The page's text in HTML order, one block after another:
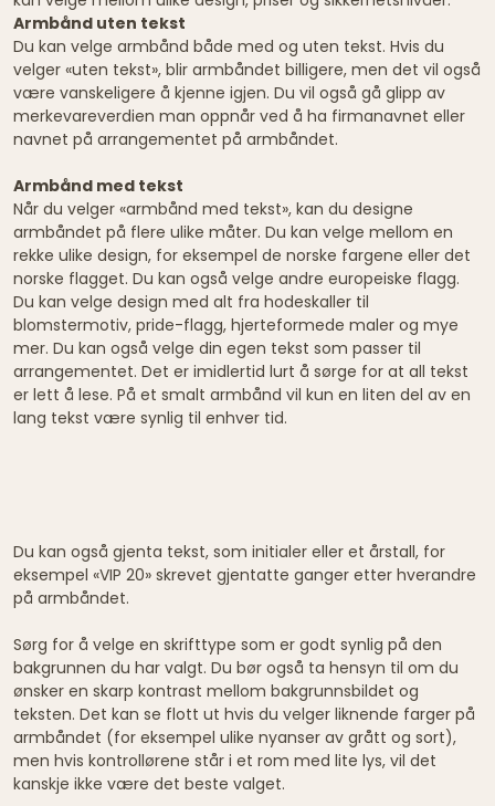
Armbånd uten tekst
Du kan velge armbånd både med og uten tekst. Hvis du
velger «uten tekst», blir armbåndet billigere, men det vil også
være vanskeligere å kjenne igjen. Du vil også gå glipp av
merkevareverdien man oppnår ved å ha firmanavnet eller
navnet på arrangementet på armbåndet.
Armbånd med tekst
Når du velger «armbånd med tekst», kan du designe
armbåndet på flere ulike måter. Du kan velge mellom en
rekke ulike design, for eksempel de norske fargene eller det
norske flagget. Du kan også velge andre europeiske flagg.
Du kan velge design med alt fra hodeskaller til
blomstermotiv, pride-flagg, hjerteformede maler og mye
mer. Du kan også velge din egen tekst som passer til
arrangementet. Det er imidlertid lurt å sørge for at all tekst
er lett å lese. På et smalt armbånd vil kun en liten del av en
lang tekst være synlig til enhver tid.
Du kan også gjenta tekst, som initialer eller et årstall, for
eksempel «VIP 20» skrevet gjentatte ganger etter hverandre
på armbåndet.
Sørg for å velge en skrifttype som er godt synlig på den
bakgrunnen du har valgt. Du bør også ta hensyn til om du
ønsker en skarp kontrast mellom bakgrunnsbildet og
teksten. Det kan se flott ut hvis du velger liknende farger på
armbåndet (for eksempel ulike nyanser av grått og sort),
men hvis kontrollørene står i et rom med lite lys, vil det
kanskje ikke være det beste valget.